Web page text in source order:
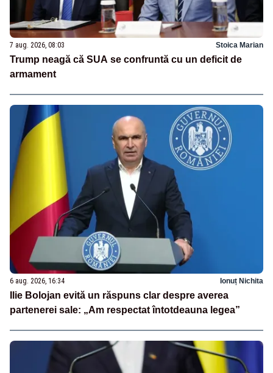
7 aug. 2026, 08:03 Stoica Marian
Trump neagă că SUA se confruntă cu un deficit de
armament
6 aug. 2026, 16:34 Ionuț Nichita
Ilie Bolojan evită un răspuns clar despre averea
partenerei sale: „Am respectat întotdeauna legea”